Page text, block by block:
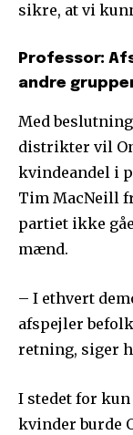
sikre, at vi
Professor:
andre
Med
distrikter vil
kvindeandel i
Tim MacNeill
partiet ikke
mænd.
– I ethvert
afspejler
retning, siger
I stedet for
kvinder burde